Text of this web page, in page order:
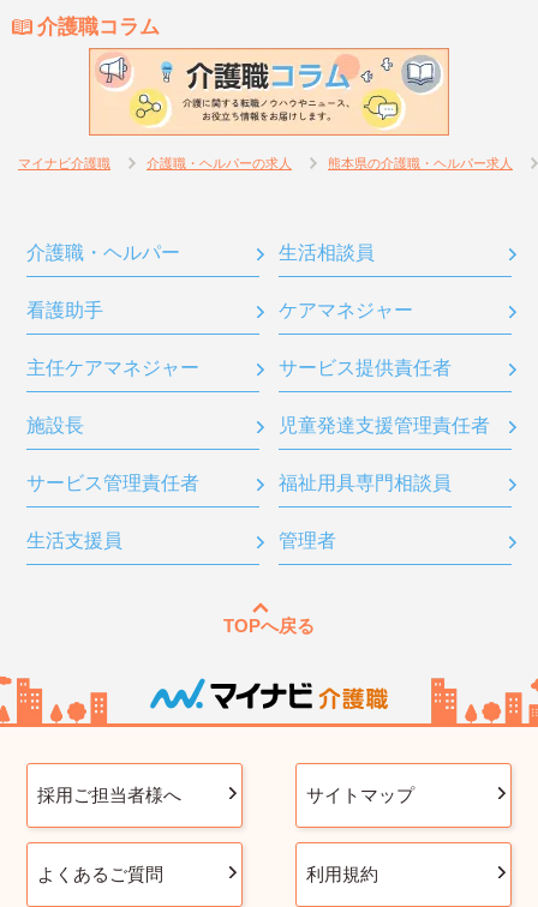
介護職コラム
マイナビ介護職 介護職・ヘルパーの求人 熊本県の介護職・ヘルパー求人
介護職・ヘルパー 生活相談員
看護助手 ケアマネジャー
主任ケアマネジャー サービス提供責任者
施設長 児童発達支援管理責任者
サービス管理責任者 福祉用具専門相談員
生活支援員 管理者
TOPへ戻る
採用ご担当者様へ サイトマップ
よくあるご質問 利用規約